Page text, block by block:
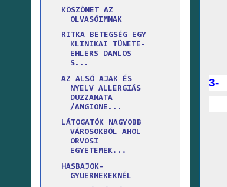
3-
KÖSZÖNET AZ
OLVASÓIMNAK
RITKA BETEGSÉG EGY
KLINIKAI TÜNETE-
EHLERS DANLOS
S...
AZ ALSÓ AJAK ÉS
NYELV ALLERGIÁS
DUZZANATA
/ANGIONE...
LÁTOGATÓK NAGYOBB
VÁROSOKBÓL AHOL
ORVOSI
EGYETEMEK...
HASBAJOK-
GYUERMEKEKNÉL